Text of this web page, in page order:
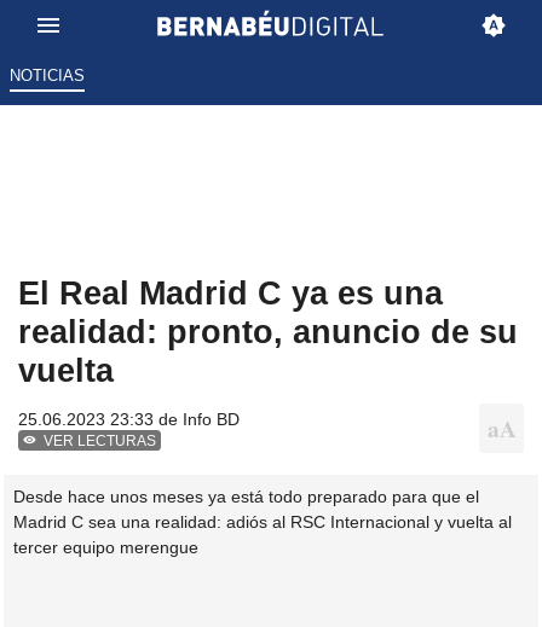
NOTICIAS
El Real Madrid C ya es una
realidad: pronto, anuncio de su
vuelta
25.06.2023 23:33 de Info BD
VER LECTURAS
Desde hace unos meses ya está todo preparado para que el
Madrid C sea una realidad: adiós al RSC Internacional y vuelta al
tercer equipo merengue